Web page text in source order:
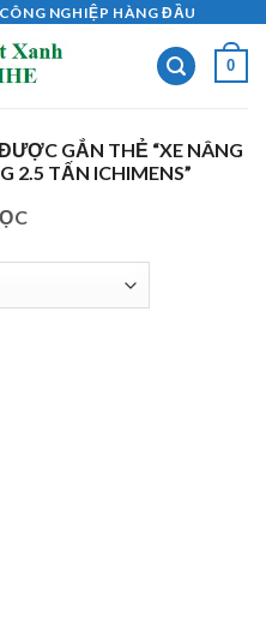
NGHIỆP HÀNG ĐẦU
0
GẮN THẺ “XE NÂNG
2.5 TẤN ICHIMENS”